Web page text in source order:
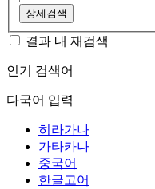
상세검색
결과 내 재검색
인기 검색어
다국어 입력
히라가나
가타카나
중국어
한글고어